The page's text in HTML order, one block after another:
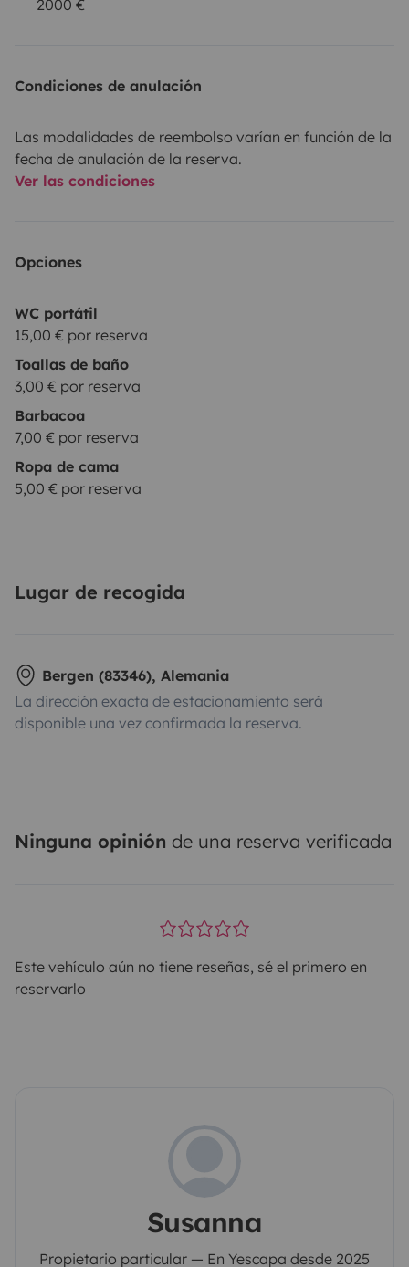
2000 €
Condiciones de anulación
Las modalidades de reembolso varían en función de la
fecha de anulación de la reserva.
Ver las condiciones
Opciones
WC portátil
15,00 € por reserva
Toallas de baño
3,00 € por reserva
Barbacoa
7,00 € por reserva
Ropa de cama
5,00 € por reserva
Lugar de recogida
Bergen (83346), Alemania
La dirección exacta de estacionamiento será
disponible una vez confirmada la reserva.
Ninguna opinión de una reserva verificada
Este vehículo aún no tiene reseñas, sé el primero en
reservarlo
Susanna
Propietario particular — En Yescapa desde 2025